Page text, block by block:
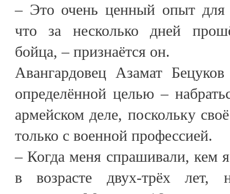
– Это очень ценный опыт для
что за несколько дней
бойца, – признаётся он.
Авангардовец Азамат
определённой целью –
армейском деле, поскольку
только с военной профессией.
– Когда меня спрашивали, кем
в возрасте двух-трёх лет,